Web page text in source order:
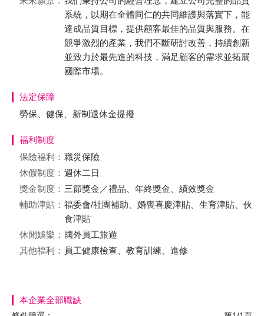
系統，以期在全體同仁的共同維護與落實下，能
達成品質目標，提供顧客最佳的品質與服務。在
競爭激烈的產業，我們不斷研討改善，持續創新
並致力於最先進的科技，滿足顧客的需求並拓展
國際市場。
法定保障
勞保、健保、新制退休金提撥
福利制度
保險福利： 職災保險
休假制度： 週休二日
獎金制度： 三節獎金／禮品、年終獎金、績效獎金
輔助津貼： 福委會/社團補助、婚喪喜慶津貼、生育津貼、伙
食津貼
休閒娛樂： 國外員工旅遊
其他福利： 員工健康檢查、教育訓練、進修
本企業全部職缺